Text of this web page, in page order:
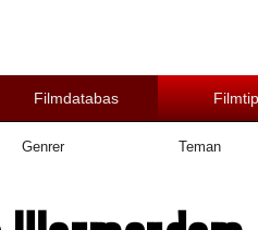
Filmdatabas
Genrer Teman